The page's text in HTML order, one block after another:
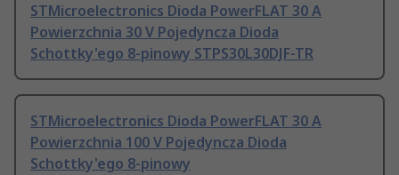
STMicroelectronics Dioda PowerFLAT 30 A
Powierzchnia 30 V Pojedyncza Dioda
Schottky'ego 8-pinowy STPS30L30DJF-TR
STMicroelectronics Dioda PowerFLAT 30 A
Powierzchnia 100 V Pojedyncza Dioda
Schottky'ego 8-pinowy